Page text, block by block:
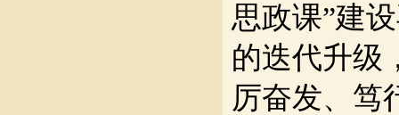
思政课”建
的迭代升级
厉奋发、笃